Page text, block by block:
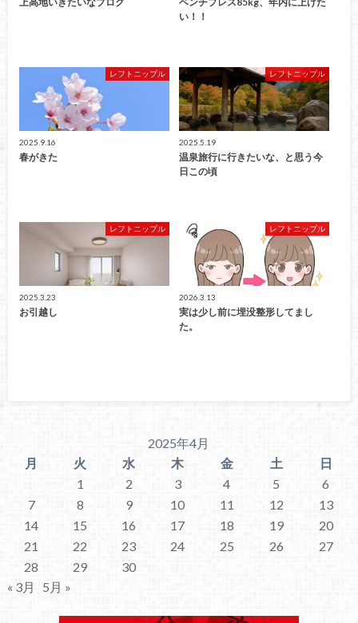
い！！
レフトニップル
2025.9.16
春がきた
レフトニップル
2025.5.19
温泉旅行に行きたいな、と思う今
日この頃
レフトニップル
2025.3.23
お引越し
レフトニップル
2026.3.13
実は少し前に埋没整形してまし
た。
2025年4月
月
火 水 木 金 土
日
1
2 3 4 5
6
7
8 9 10 11 12
13
14
15 16 17 18 19
20
21
22 23 24 25 26
27
28
29
30
« 3月
5月 »